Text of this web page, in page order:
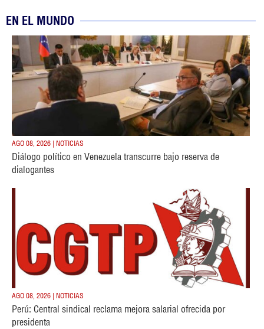
EN EL MUNDO
AGO 08, 2026 | NOTICIAS
Diálogo político en Venezuela transcurre bajo reserva de
dialogantes
AGO 08, 2026 | NOTICIAS
Perú: Central sindical reclama mejora salarial ofrecida por
presidenta